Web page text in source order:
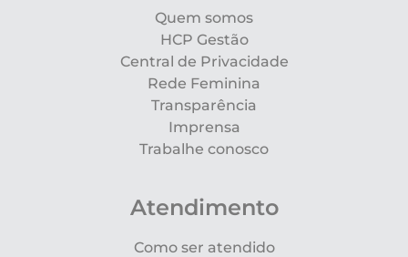
Quem somos
HCP Gestão
Central de Privacidade
Rede Feminina
Transparência
Imprensa
Trabalhe conosco
Atendimento
Como ser atendido